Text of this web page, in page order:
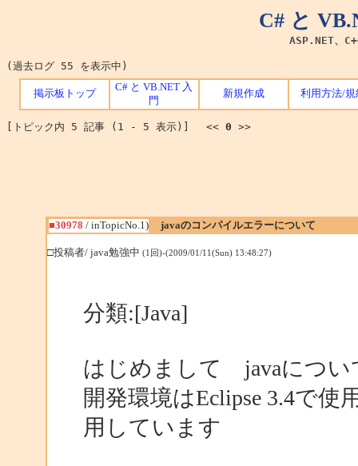
C# と
ASP.NET、
(過去ログ 55 を表示中)
掲示板トップ
C# と VB.NET 入
門
新規作成 利用方法/規
[トピック内 5 記事 (1 - 5 表示)] << 0 >>
■30978 / inTopicNo.1) javaのコンパイルエラーについて
□投稿者/ java勉強中 (1回)-(2009/01/11(Sun) 13:48:27)
分類:[Java]
はじめまして javaについ
開発環境はEclipse 3.4で
用しています